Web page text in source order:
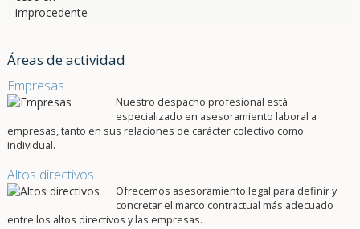
Áreas de actividad
Empresas
Nuestro despacho profesional está
especializado en asesoramiento laboral a
empresas, tanto en sus relaciones de carácter colectivo como
individual.
Altos directivos
Ofrecemos asesoramiento legal para definir y
concretar el marco contractual más adecuado
entre los altos directivos y las empresas.